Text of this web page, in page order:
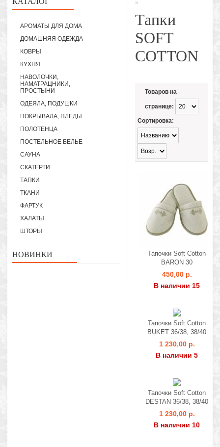
АРОМАТЫ ДЛЯ ДОМА
ДОМАШНЯЯ ОДЕЖДА
КОВРЫ
КУХНЯ
НАВОЛОЧКИ,
НАМАТРАЦНИКИ,
ПРОСТЫНИ
ОДЕЯЛА, ПОДУШКИ
ПОКРЫВАЛА, ПЛЕДЫ
ПОЛОТЕНЦА
ПОСТЕЛЬНОЕ БЕЛЬЕ
САУНА
СКАТЕРТИ
ТАПКИ
ТКАНИ
ФАРТУК
ХАЛАТЫ
ШТОРЫ
НОВИНКИ
»
Тапки
SOFT
COTTON
Товаров на
странице:
Сортировка:
Тапочки Soft Cotton
BARON 30
450,00 р.
В наличии 15
Тапочки Soft Cotton
BUKET 36/38, 38/40
1 230,00 р.
В наличии 5
Тапочки Soft Cotton
DESTAN 36/38, 38/40
1 230,00 р.
В наличии 10